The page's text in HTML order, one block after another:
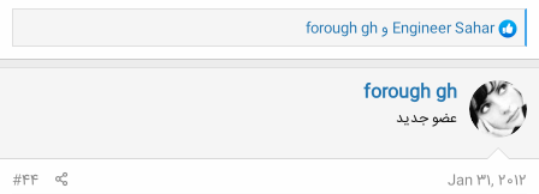
و
ا
ک
ن
ش
ه
ا
Engineer Sahar و forough gh
forough gh
عضو جدید
Jan 31, 2012
#44